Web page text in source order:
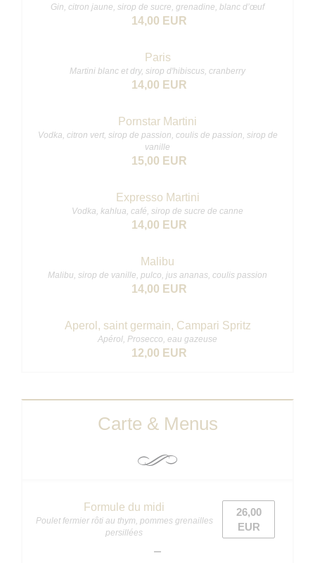
Gin, citron jaune, sirop de sucre, grenadine, blanc d’œuf
14,00 EUR
Paris
Martini blanc et dry, sirop d'hibiscus, cranberry
14,00 EUR
Pornstar Martini
Vodka, citron vert, sirop de passion, coulis de passion, sirop de
vanille
15,00 EUR
Expresso Martini
Vodka, kahlua, café, sirop de sucre de canne
14,00 EUR
Malibu
Malibu, sirop de vanille, pulco, jus ananas, coulis passion
14,00 EUR
Aperol, saint germain, Campari Spritz
Apérol, Prosecco, eau gazeuse
12,00 EUR
Carte & Menus
Formule du midi
Poulet fermier rôti au thym, pommes grenailles
persillées
26,00
EUR